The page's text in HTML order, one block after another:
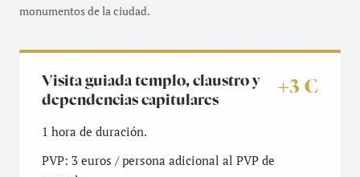
monumentos de la ciudad.
Visita guiada templo, claustro y
dependencias capitulares
+3 €
1 hora de duración.
PVP: 3 euros / persona adicional al PVP de